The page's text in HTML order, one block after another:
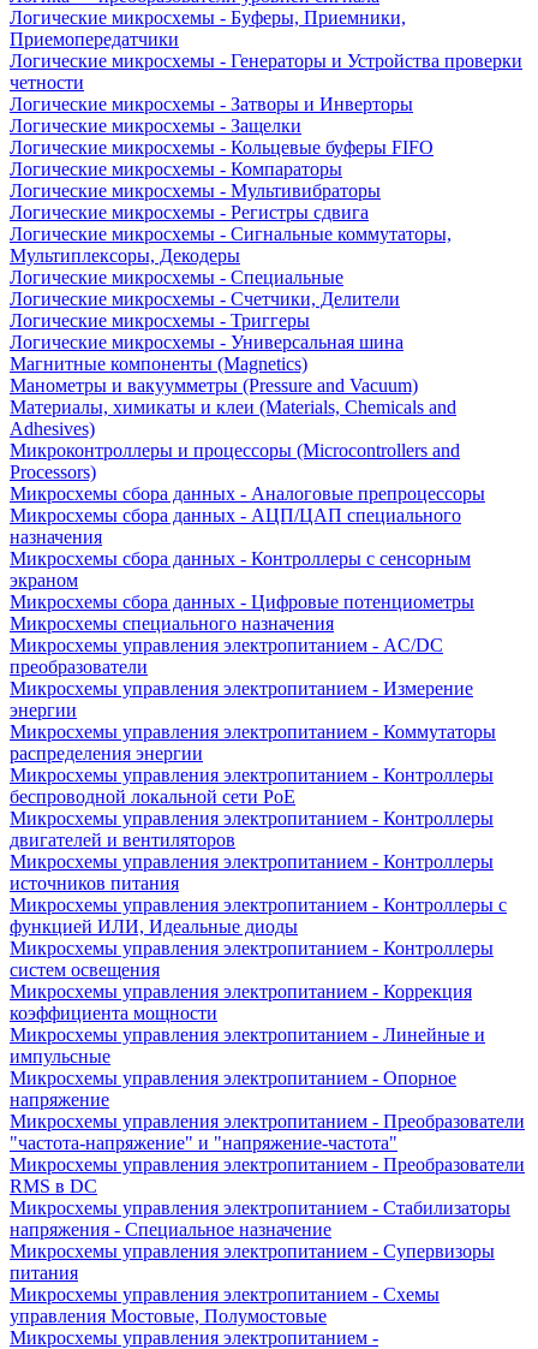
Логические микросхемы - Буферы, Приемники,
Приемопередатчики
Логические микросхемы - Генераторы и Устройства проверки
четности
Логические микросхемы - Затворы и Инверторы
Логические микросхемы - Защелки
Логические микросхемы - Кольцевые буферы FIFO
Логические микросхемы - Компараторы
Логические микросхемы - Мультивибраторы
Логические микросхемы - Регистры сдвига
Логические микросхемы - Сигнальные коммутаторы,
Мультиплексоры, Декодеры
Логические микросхемы - Специальные
Логические микросхемы - Счетчики, Делители
Логические микросхемы - Триггеры
Логические микросхемы - Универсальная шина
Магнитные компоненты (Magnetics)
Манометры и вакуумметры (Pressure and Vacuum)
Материалы, химикаты и клеи (Materials, Chemicals and
Adhesives)
Микроконтроллеры и процессоры (Microcontrollers and
Processors)
Микросхемы сбора данных - Аналоговые препроцессоры
Микросхемы сбора данных - АЦП/ЦАП специального
назначения
Микросхемы сбора данных - Контроллеры с сенсорным
экраном
Микросхемы сбора данных - Цифровые потенциометры
Микросхемы специального назначения
Микросхемы управления электропитанием - AC/DC
преобразователи
Микросхемы управления электропитанием - Измерение
энергии
Микросхемы управления электропитанием - Коммутаторы
распределения энергии
Микросхемы управления электропитанием - Контроллеры
беспроводной локальной сети PoE
Микросхемы управления электропитанием - Контроллеры
двигателей и вентиляторов
Микросхемы управления электропитанием - Контроллеры
источников питания
Микросхемы управления электропитанием - Контроллеры с
функцией ИЛИ, Идеальные диоды
Микросхемы управления электропитанием - Контроллеры
систем освещения
Микросхемы управления электропитанием - Коррекция
коэффициента мощности
Микросхемы управления электропитанием - Линейные и
импульсные
Микросхемы управления электропитанием - Опорное
напряжение
Микросхемы управления электропитанием - Преобразователи
"частота-напряжение" и "напряжение-частота"
Микросхемы управления электропитанием - Преобразователи
RMS в DC
Микросхемы управления электропитанием - Стабилизаторы
напряжения - Специальное назначение
Микросхемы управления электропитанием - Супервизоры
питания
Микросхемы управления электропитанием - Схемы
управления Мостовые, Полумостовые
Микросхемы управления электропитанием -